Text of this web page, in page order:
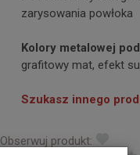
zarysowania powłoka
Kolory metalowej
grafitowy mat, efekt
Szukasz innego
Obserwuj produkt: